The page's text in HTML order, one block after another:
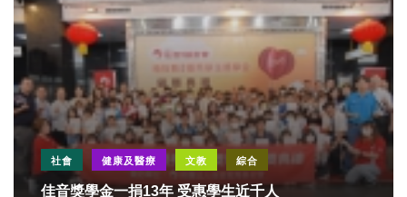
社會 健康及醫療 文教 綜合
佳音獎學金一捐13年 受惠學生近千人